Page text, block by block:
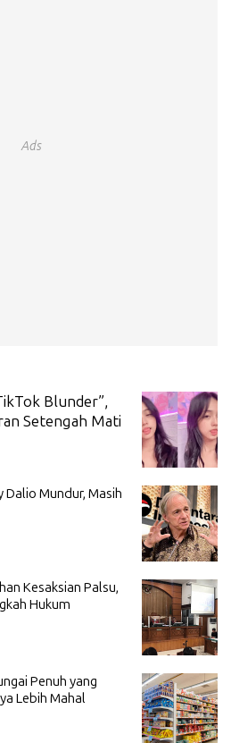
Ads
Blunder”,
Setengah Mati
Dalio Mundur, Masih
Kesaksian Palsu,
Hukum
Penuh yang
Lebih Mahal